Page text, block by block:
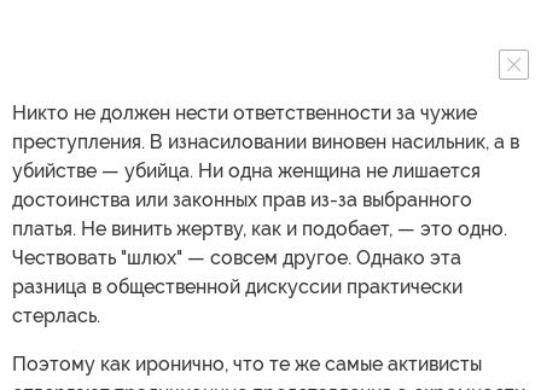
Никто не должен нести ответственности за чужие
преступления. В изнасиловании виновен насильник, а в
убийстве — убийца. Ни одна женщина не лишается
достоинства или законных прав из-за выбранного
платья. Не винить жертву, как и подобает, — это одно.
Чествовать "шлюх" — совсем другое. Однако эта
разница в общественной дискуссии практически
стерлась.
Поэтому как иронично, что те же самые активисты